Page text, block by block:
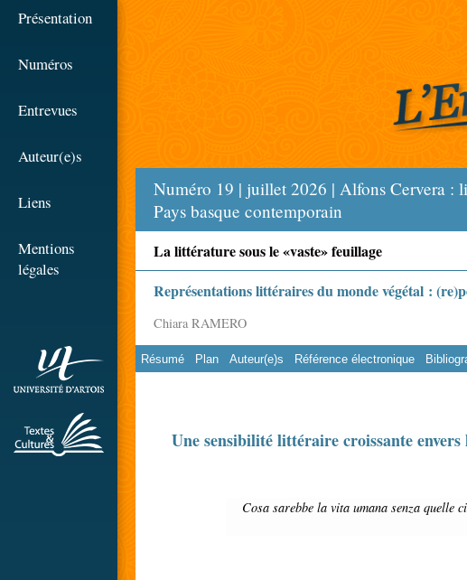
Présentation
Numéros
Entrevues
Auteur(e)s
Liens
Mentions
légales
Numéro 19 | juillet 2026 | Alfons Cervera :
Pays basque contemporain
La littérature sous le «vaste» feuillage
Représentations littéraires du monde végétal :
Chiara RAMERO
Résumé Plan Auteur(e)s Référence électronique
Une sensibilité littéraire croissante
Cosa sarebbe la vita umana senza quelle città naturali che sono le foreste? Dalle cime delle montagne sembrano stradine tagliate e levigate, ma dove passeggeremmo se